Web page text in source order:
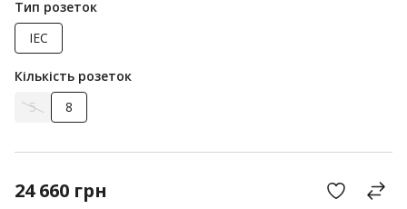
Тип розеток
IEC
Кількість розеток
5
8
24 660 грн